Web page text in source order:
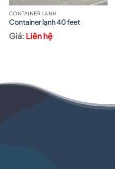
CONTAINER LẠNH
Container lạnh 40 feet
Liên hệ